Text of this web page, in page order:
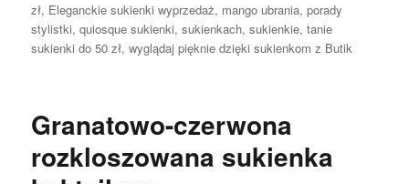
zł, Eleganckie sukienki wyprzedaż, mango ubrania,porady
stylistki,quiosque sukienki,sukienkach,sukienkie,tanie
sukienki do 50 zł,wyglądaj pięknie dzięki sukienkom z Butik
Granatowo-czerwona
rozkloszowana sukienka